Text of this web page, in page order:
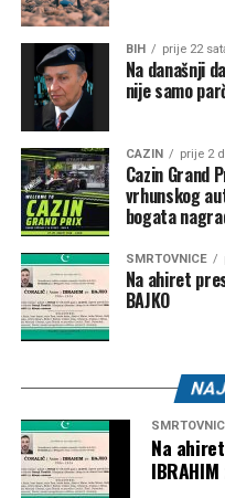
Kontroverze i
Uprkos podršci iz Bijele
mjeseci bio izložen
poništavanja crvenog
Folarinu Balogunu tokom
kasnije potvrdio da je
reviziju odluke.
Zanimljivo je da Trump
njegova administracija
Ujedinjenim nacijama. Od
smanjio finansijska
Vijeća za ljudska prava
Ukoliko Infantino ipak
martu 2027. godine
čelu FIFA-e. U tom
BIH prije 22
Na današnji
nije samo
CAZIN prije 2
Cazin Grand
vrhunskog
bogata
SMRTOVNICE
Na ahiret
BAJKO
Na
IBRAHIM